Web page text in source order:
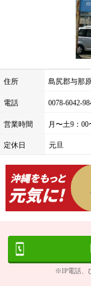
住所 島尻郡与那
電話 0078-6042-
営業時間 月〜土9：
定休日 元旦
※IP電話、